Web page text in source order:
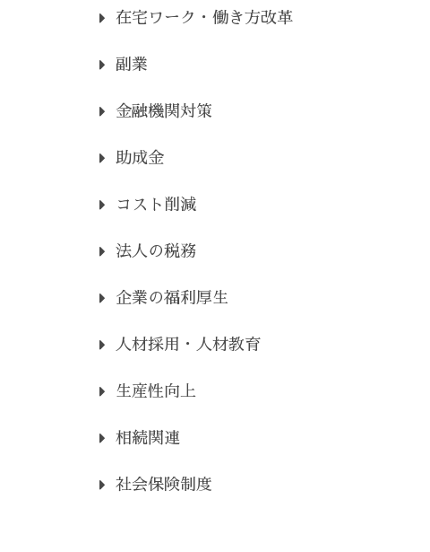
在宅ワーク・働き方改革
副業
金融機関対策
助成金
コスト削減
法人の税務
企業の福利厚生
人材採用・人材教育
生産性向上
相続関連
社会保険制度